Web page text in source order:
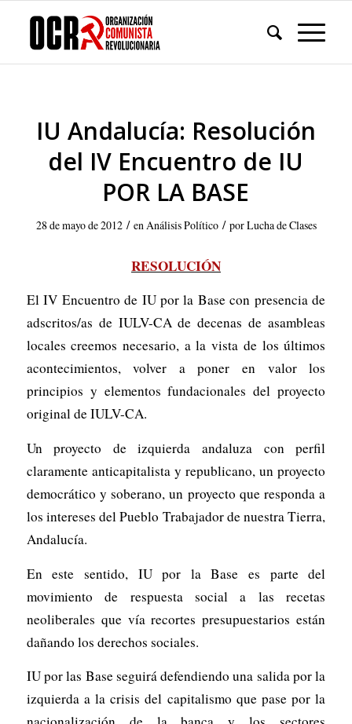
IU Andalucía: Resolución
del IV Encuentro de IU
POR LA BASE
28 de mayo de 2012 / enAnálisis Político / porLucha de Clases
RESOLUCIÓN
El IV Encuentro de IU por la Base con presencia de
adscritos/as de IULV-CA de decenas de asambleas
locales creemos necesario, a la vista de los últimos
acontecimientos, volver a poner en valor los
principios y elementos fundacionales del proyecto
original de IULV-CA.
Un proyecto de izquierda andaluza con perfil
claramente anticapitalista y republicano, un proyecto
democrático y soberano, un proyecto que responda a
los intereses del Pueblo Trabajador de nuestra Tierra,
Andalucía.
En este sentido, IU por la Base es parte del
movimiento de respuesta social a las recetas
neoliberales que vía recortes presupuestarios están
dañando los derechos sociales.
IU por las Base seguirá defendiendo una salida por la
izquierda a la crisis del capitalismo que pase por la